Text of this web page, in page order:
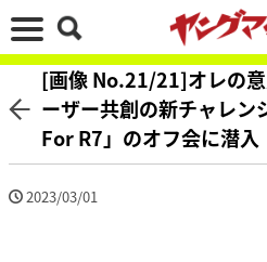
[画像 No.21/21]オレの
ーザー共創の新チャレン
For R7」のオフ会に潜入
2023/03/01